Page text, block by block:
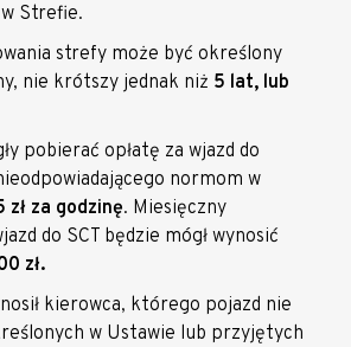
Strefie.
strefy może być określony
nie krótszy jednak niż 5 lat, lub
pobierać opłatę za wjazd do
normom w
zł za godzinę. Miesięczny
do SCT będzie mógł wynosić
zł.
kierowca, którego pojazd nie
w Ustawie lub przyjętych